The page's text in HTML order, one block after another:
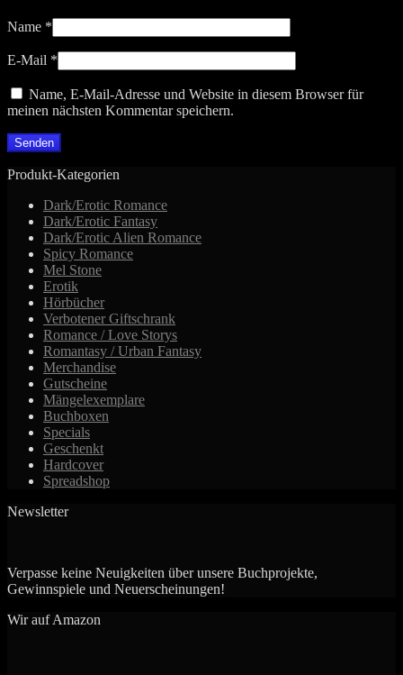
Name *
E-Mail *
Name, E-Mail-Adresse und Website in diesem Browser für
meinen nächsten Kommentar speichern.
Produkt-Kategorien
Dark/Erotic Romance
Dark/Erotic Fantasy
Dark/Erotic Alien Romance
Spicy Romance
Mel Stone
Erotik
Hörbücher
Verbotener Giftschrank
Romance / Love Storys
Romantasy / Urban Fantasy
Merchandise
Gutscheine
Mängelexemplare
Buchboxen
Specials
Geschenkt
Hardcover
Spreadshop
Newsletter
Verpasse keine Neuigkeiten über unsere Buchprojekte,
Gewinnspiele und Neuerscheinungen!
Wir auf Amazon